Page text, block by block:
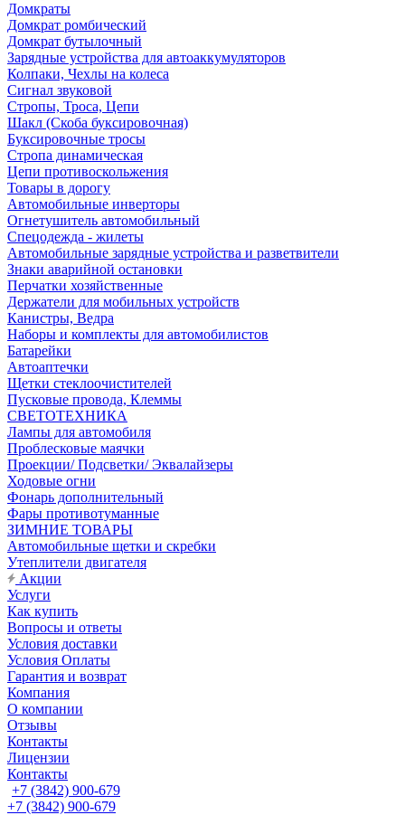
Домкраты
Домкрат ромбический
Домкрат бутылочный
Зарядные устройства для автоаккумуляторов
Колпаки, Чехлы на колеса
Сигнал звуковой
Стропы, Троса, Цепи
Шакл (Скоба буксировочная)
Буксировочные тросы
Стропа динамическая
Цепи противоскольжения
Товары в дорогу
Автомобильные инверторы
Огнетушитель автомобильный
Спецодежда - жилеты
Автомобильные зарядные устройства и разветвители
Знаки аварийной остановки
Перчатки хозяйственные
Держатели для мобильных устройств
Канистры, Ведра
Наборы и комплекты для автомобилистов
Батарейки
Автоаптечки
Щетки стеклоочистителей
Пусковые провода, Клеммы
СВЕТОТЕХНИКА
Лампы для автомобиля
Проблесковые маячки
Проекции/ Подсветки/ Эквалайзеры
Ходовые огни
Фонарь дополнительный
Фары противотуманные
ЗИМНИЕ ТОВАРЫ
Автомобильные щетки и скребки
Утеплители двигателя
Акции
Услуги
Как купить
Вопросы и ответы
Условия доставки
Условия Оплаты
Гарантия и возврат
Компания
О компании
Отзывы
Контакты
Лицензии
Контакты
+7 (3842) 900-679
+7 (3842) 900-679